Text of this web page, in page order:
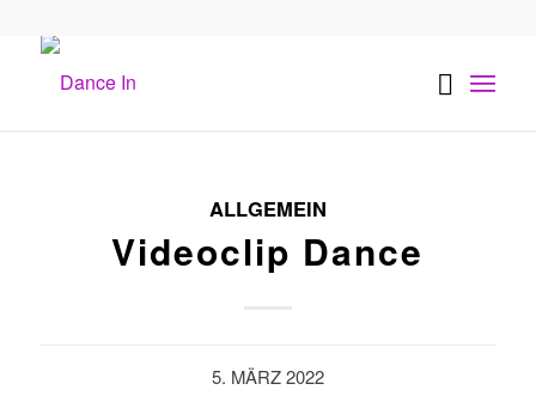
ALLGEMEIN
Videoclip Dance
5. MÄRZ 2022